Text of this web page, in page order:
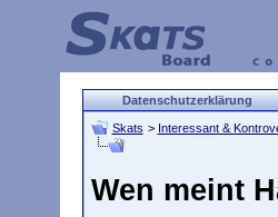
Datenschutzerklärung
Skats > Interessant &
Wen meint